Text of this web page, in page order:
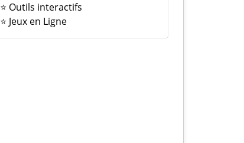
⭐ Outils interactifs
⭐ Jeux en Ligne